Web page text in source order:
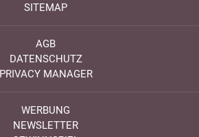
SITEMAP
AGB
DATENSCHUTZ
PRIVACY MANAGER
WERBUNG
NEWSLETTER